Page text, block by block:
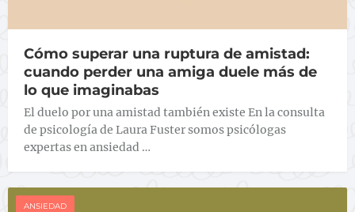
Cómo superar una ruptura de amistad:
cuando perder una amiga duele más de
lo que imaginabas
El duelo por una amistad también existe En la consulta
de psicología de Laura Fuster somos psicólogas
expertas en ansiedad …
ANSIEDAD